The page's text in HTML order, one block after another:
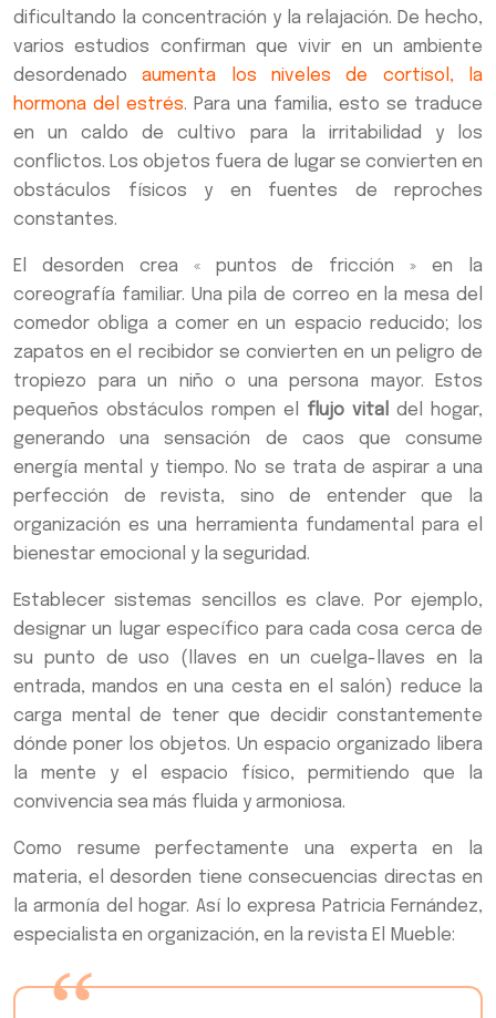
dificultando la concentración y la relajación. De hecho,
varios estudios confirman que vivir en un ambiente
desordenadoaumenta los niveles de cortisol, la
hormona del estrés. Para una familia, esto se traduce
en un caldo de cultivo para la irritabilidad y los
conflictos. Los objetos fuera de lugar se convierten en
obstáculos físicos y en fuentes de reproches
constantes.
El desorden crea « puntos de fricción » en la
coreografía familiar. Una pila de correo en la mesa del
comedor obliga a comer en un espacio reducido; los
zapatos en el recibidor se convierten en un peligro de
tropiezo para un niño o una persona mayor. Estos
pequeños obstáculos rompen el flujo vital
del hogar,
generando una sensación de caos que consume
energía mental y tiempo. No se trata de aspirar a una
perfección de revista, sino de entender que la
organización es una herramienta fundamental para el
bienestar emocional y la seguridad.
Establecer sistemas sencillos es clave. Por ejemplo,
designar un lugar específico para cada cosa cerca de
su punto de uso (llaves en un cuelga-llaves en la
entrada, mandos en una cesta en el salón) reduce la
carga mental de tener que decidir constantemente
dónde poner los objetos. Un espacio organizado libera
la mente y el espacio físico, permitiendo que la
convivencia sea más fluida y armoniosa.
Como resume perfectamente una experta en la
materia, el desorden tiene consecuencias directas en
la armonía del hogar. Así lo expresa Patricia Fernández,
especialista en organización, en la revista El Mueble: